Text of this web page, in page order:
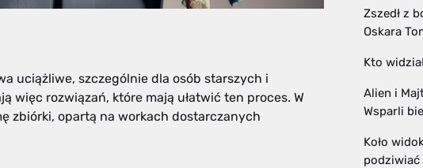
uciążliwe, szczególnie dla osób starszych i
więc rozwiązań, które mają ułatwić ten proces. W
zbiórki, opartą na workach dostarczanych
Zszedł z
Oskara
Kto
Alien i
Wsparli
Koło